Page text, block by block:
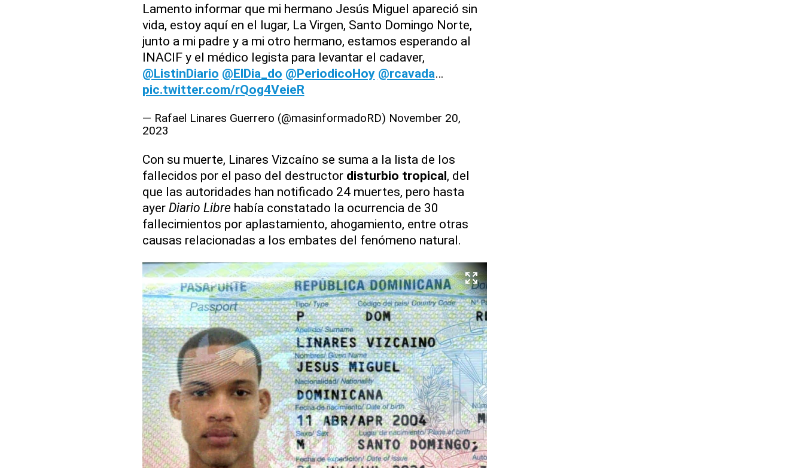
Lamento informar que mi hermano Jesús Miguel apareció sin
vida, estoy aquí en el lugar, La Virgen, Santo Domingo Norte,
junto a mi padre y a mi otro hermano, estamos esperando al
INACIF y el médico legista para levantar el cadaver,
@ListinDiario @ElDia_do @PeriodicoHoy @rcavada…
pic.twitter.com/rQog4VeieR
— Rafael Linares Guerrero (@masinformadoRD) November 20,
2023
Con su muerte, Linares Vizcaíno se suma a la lista de los
fallecidos por el paso del destructor disturbio tropical, del
que las autoridades han notificado 24 muertes, pero hasta
ayerDiario Libre había constatado la ocurrencia de 30
fallecimientos por aplastamiento, ahogamiento, entre otras
causas relacionadas a los embates del fenómeno natural.